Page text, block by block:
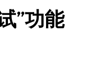
”功能